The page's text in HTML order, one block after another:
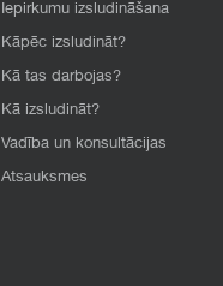
Iepirkumu izsludināšana
Kāpēc izsludināt?
Kā tas darbojas?
Kā izsludināt?
Vadība un konsultācijas
Atsauksmes